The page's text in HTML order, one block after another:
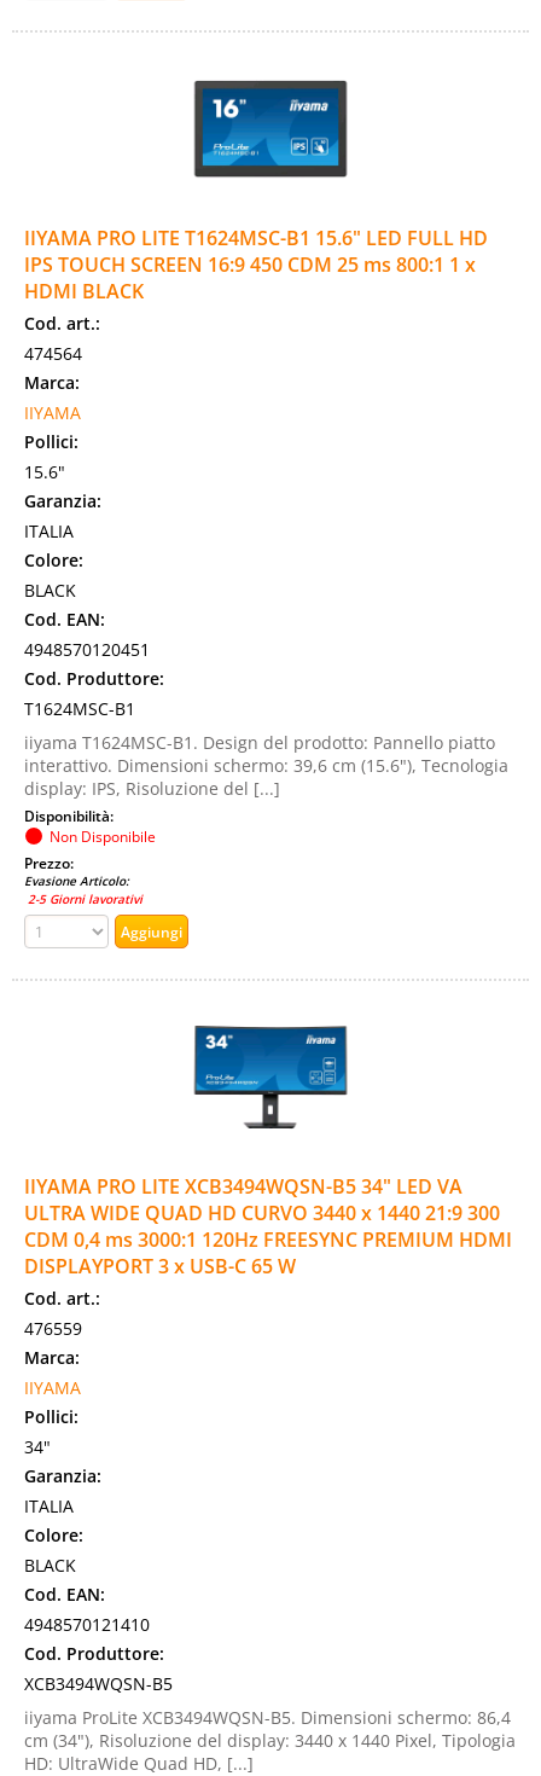
IIYAMA PRO LITE T1624MSC-B1 15.6" LED FULL HD
IPS TOUCH SCREEN 16:9 450 CDM 25 ms 800:1 1 x
HDMI BLACK
Cod. art.:
474564
Marca:
IIYAMA
Pollici:
15.6"
Garanzia:
ITALIA
Colore:
BLACK
Cod. EAN:
4948570120451
Cod. Produttore:
T1624MSC-B1
iiyama T1624MSC-B1. Design del prodotto: Pannello piatto
interattivo. Dimensioni schermo: 39,6 cm (15.6"), Tecnologia
display: IPS, Risoluzione del [...]
Disponibilità:
Non Disponibile
Prezzo:
Evasione Articolo:
2-5 Giorni lavorativi
IIYAMA PRO LITE XCB3494WQSN-B5 34" LED VA
ULTRA WIDE QUAD HD CURVO 3440 x 1440 21:9 300
CDM 0,4 ms 3000:1 120Hz FREESYNC PREMIUM HDMI
DISPLAYPORT 3 x USB-C 65 W
Cod. art.:
476559
Marca:
IIYAMA
Pollici:
34"
Garanzia:
ITALIA
Colore:
BLACK
Cod. EAN:
4948570121410
Cod. Produttore:
XCB3494WQSN-B5
iiyama ProLite XCB3494WQSN-B5. Dimensioni schermo: 86,4
cm (34"), Risoluzione del display: 3440 x 1440 Pixel, Tipologia
HD: UltraWide Quad HD, [...]